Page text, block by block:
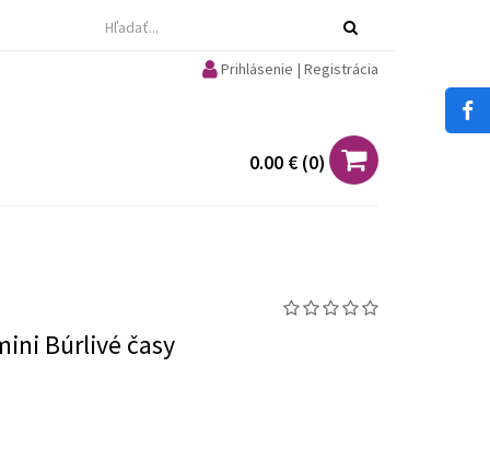
Prihlásenie | Registrácia
0.00 € (0)
Búrlivé časy